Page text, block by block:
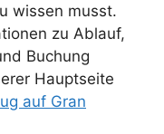
wissen musst.
zu Ablauf,
Buchung
Hauptseite
auf Gran